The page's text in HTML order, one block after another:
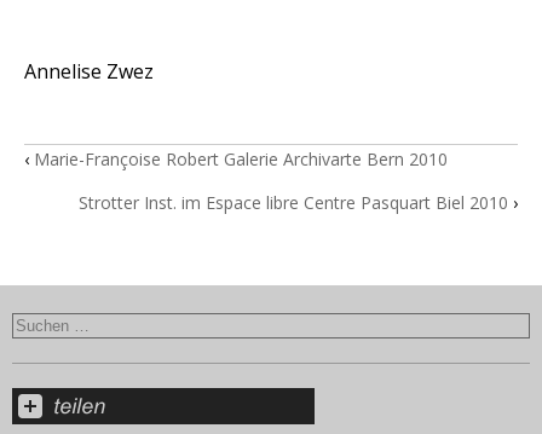
Annelise Zwez
‹ Marie-Françoise Robert Galerie Archivarte Bern 2010
Strotter Inst. im Espace libre Centre Pasquart Biel 2010 ›